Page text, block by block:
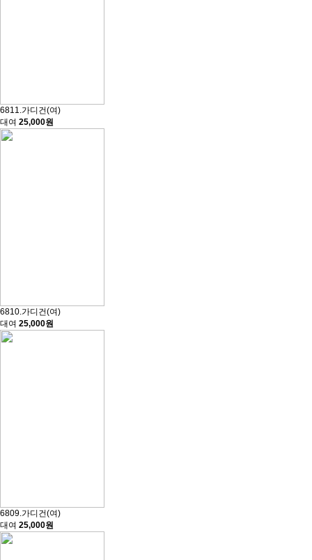
6811.가디건(여)
대여 25,000원
6810.가디건(여)
대여 25,000원
6809.가디건(여)
대여 25,000원